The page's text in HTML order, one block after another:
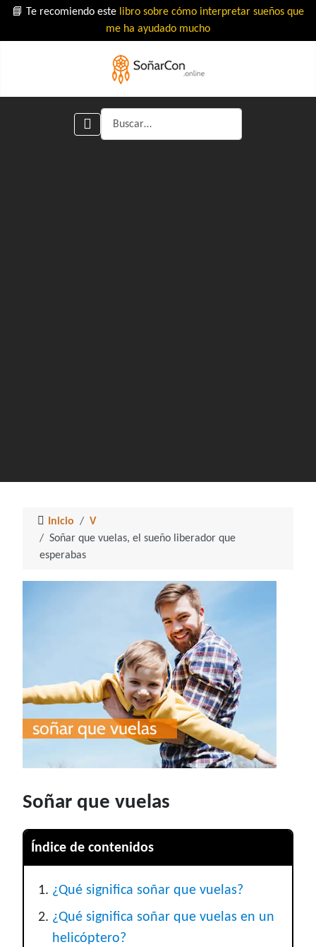
📘 Te recomiendo este libro sobre cómo interpretar sueños que
me ha ayudado mucho
Buscar
Inicio
V
Soñar que vuelas, el sueño liberador que
esperabas
Soñar que vuelas
Índice de contenidos
¿Qué significa soñar que vuelas?
¿Qué significa soñar que vuelas en un
helicóptero?